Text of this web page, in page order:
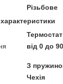
Різьбове
від 0 до 90
З
Чехія